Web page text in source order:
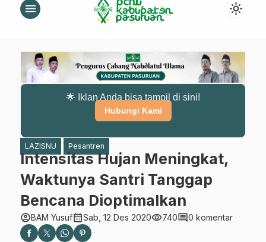
menu light_mode
🌟 Iklan Anda bisa tampil di sini!
Hubungi Kami
LAZISNU Pesantren
Intensitas Hujan Meningkat,
Waktunya Santri Tanggap
Bencana Dioptimalkan
account_circleBAM Yusufcalendar_monthSab, 12 Des 2020visibility740comment0 komentar